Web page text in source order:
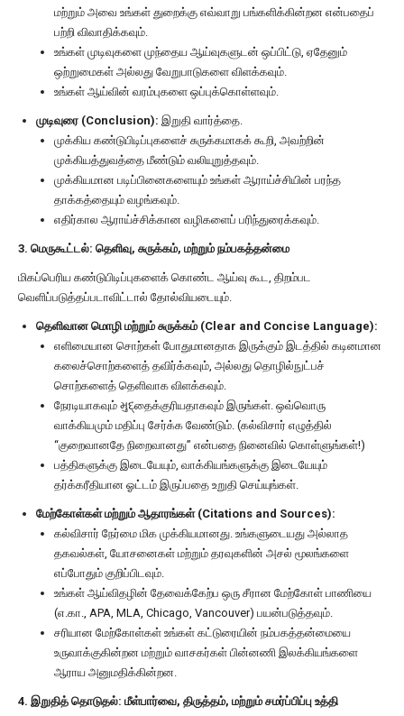
மற்றும் அவை உங்கள் துறைக்கு எவ்வாறு பங்களிக்கின்றன என்பதைப்
பற்றி விவாதிக்கவும்.
உங்கள் முடிவுகளை முந்தைய ஆய்வுகளுடன் ஒப்பிட்டு, ஏதேனும்
ஒற்றுமைகள் அல்லது வேறுபாடுகளை விளக்கவும்.
உங்கள் ஆய்வின் வரம்புகளை ஒப்புக்கொள்ளவும்.
முடிவுரை (Conclusion): இறுதி வார்த்தை.
முக்கிய கண்டுபிடிப்புகளைச் சுருக்கமாகக் கூறி, அவற்றின்
முக்கியத்துவத்தை மீண்டும் வலியுறுத்தவும்.
முக்கியமான படிப்பினைகளையும் உங்கள் ஆராய்ச்சியின் பரந்த
தாக்கத்தையும் வழங்கவும்.
எதிர்கால ஆராய்ச்சிக்கான வழிகளைப் பரிந்துரைக்கவும்.
3. மெருகூட்டல்: தெளிவு, சுருக்கம், மற்றும் நம்பகத்தன்மை
மிகப்பெரிய கண்டுபிடிப்புகளைக் கொண்ட ஆய்வு கூட, திறம்பட
வெளிப்படுத்தப்படாவிட்டால் தோல்வியடையும்.
தெளிவான மொழி மற்றும் சுருக்கம் (Clear and Concise Language):
எளிமையான சொற்கள் போதுமானதாக இருக்கும் இடத்தில் கடினமான
கலைச்சொற்களைத் தவிர்க்கவும், அல்லது தொழில்நுட்பச்
சொற்களைத் தெளிவாக விளக்கவும்.
நேரடியாகவும் મુદ્தைக்குரியதாகவும் இருங்கள். ஒவ்வொரு
வாக்கியமும் மதிப்பு சேர்க்க வேண்டும். (கல்விசார் எழுத்தில்
“குறைவானதே நிறைவானது” என்பதை நினைவில் கொள்ளுங்கள்!)
பத்திகளுக்கு இடையேயும், வாக்கியங்களுக்கு இடையேயும்
தர்க்கரீதியான ஓட்டம் இருப்பதை உறுதி செய்யுங்கள்.
மேற்கோள்கள் மற்றும் ஆதாரங்கள் (Citations and Sources):
கல்விசார் நேர்மை மிக முக்கியமானது. உங்களுடையது அல்லாத
தகவல்கள், யோசனைகள் மற்றும் தரவுகளின் அசல் மூலங்களை
எப்போதும் குறிப்பிடவும்.
உங்கள் ஆய்விதழின் தேவைக்கேற்ப ஒரு சீரான மேற்கோள் பாணியை
(எ.கா., APA, MLA, Chicago, Vancouver) பயன்படுத்தவும்.
சரியான மேற்கோள்கள் உங்கள் கட்டுரையின் நம்பகத்தன்மையை
உருவாக்குகின்றன மற்றும் வாசகர்கள் பின்னணி இலக்கியங்களை
ஆராய அனுமதிக்கின்றன.
4. இறுதித் தொடுதல்: மீள்பார்வை, திருத்தம், மற்றும் சமர்ப்பிப்பு உத்தி